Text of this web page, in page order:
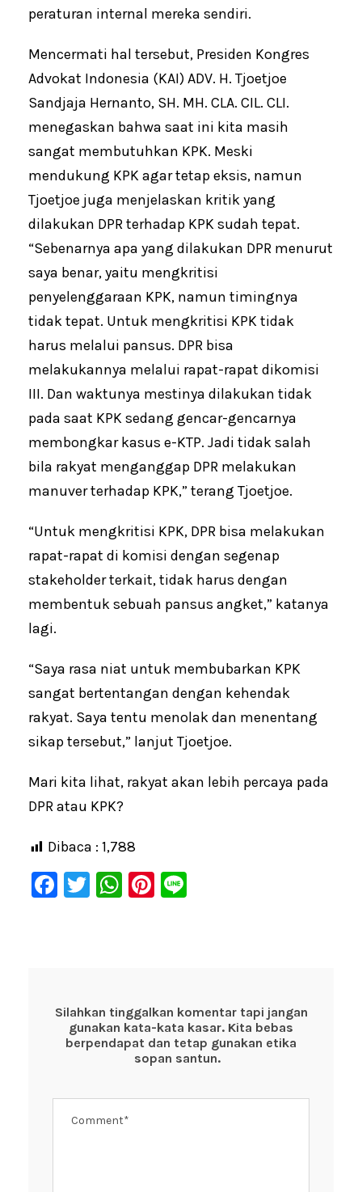
peraturan internal mereka sendiri.
Mencermati hal tersebut, Presiden Kongres
Advokat Indonesia (KAI) ADV. H. Tjoetjoe
Sandjaja Hernanto, SH. MH. CLA. CIL. CLI.
menegaskan bahwa saat ini kita masih
sangat membutuhkan KPK. Meski
mendukung KPK agar tetap eksis, namun
Tjoetjoe juga menjelaskan kritik yang
dilakukan DPR terhadap KPK sudah tepat.
“Sebenarnya apa yang dilakukan DPR menurut
saya benar, yaitu mengkritisi
penyelenggaraan KPK, namun timingnya
tidak tepat. Untuk mengkritisi KPK tidak
harus melalui pansus. DPR bisa
melakukannya melalui rapat-rapat dikomisi
III. Dan waktunya mestinya dilakukan tidak
pada saat KPK sedang gencar-gencarnya
membongkar kasus e-KTP. Jadi tidak salah
bila rakyat menganggap DPR melakukan
manuver terhadap KPK,” terang Tjoetjoe.
“Untuk mengkritisi KPK, DPR bisa melakukan
rapat-rapat di komisi dengan segenap
stakeholder terkait, tidak harus dengan
membentuk sebuah pansus angket,” katanya
lagi.
“Saya rasa niat untuk membubarkan KPK
sangat bertentangan dengan kehendak
rakyat. Saya tentu menolak dan menentang
sikap tersebut,” lanjut Tjoetjoe.
Mari kita lihat, rakyat akan lebih percaya pada
DPR atau KPK?
Dibaca : 1,788
F
o
o
T
W
p
p
Pi
Silahkan tinggalkan komentar tapi jangan
gunakan kata-kata kasar. Kita bebas
berpendapat dan tetap gunakan etika
sopan santun.